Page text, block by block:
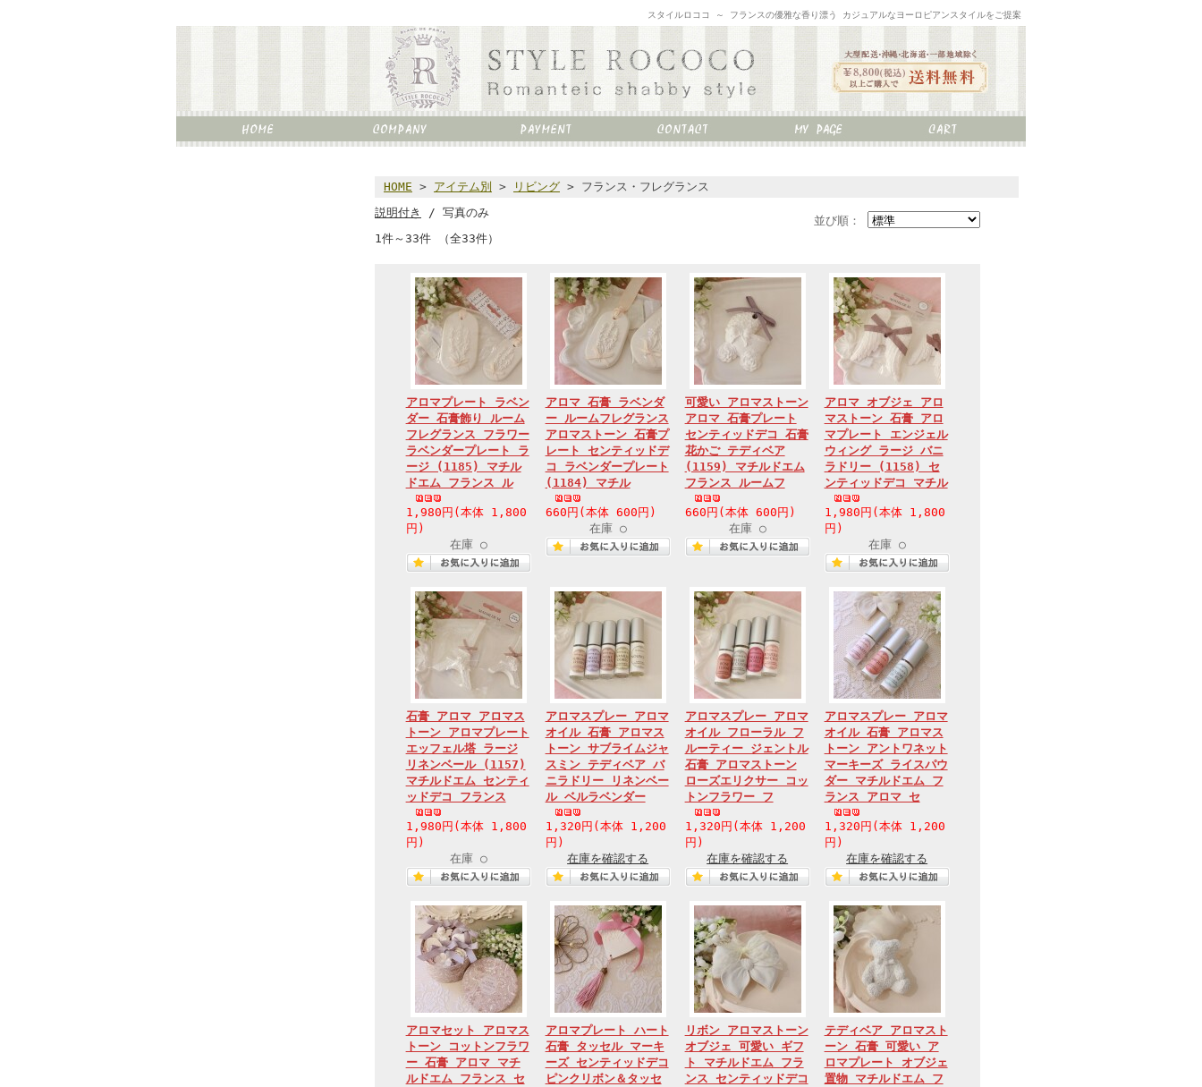
スタイルロココ ～ フランスの優雅な香り漂う カジュアルなヨーロピアンスタイルをご提案
HOME > アイテム別 > リビング > フランス・フレグランス
並び順：
説明付き
/ 写真のみ
1件～33件 （全33件）
アロマプレート ラベン
ダー 石膏飾り ルーム
フレグランス フラワー
ラベンダープレート ラ
ージ (1185) マチル
ドエム フランス ル
1,980円(本体 1,800
円)
在庫 ○
アロマ 石膏 ラベンダ
ー ルームフレグランス
アロマストーン 石膏プ
レート センティッドデ
コ ラベンダープレート
(1184) マチル
660円(本体 600円)
在庫 ○
可愛い アロマストーン
アロマ 石膏プレート
センティッドデコ 石膏
花かご テディベア
(1159) マチルドエム
フランス ルームフ
660円(本体 600円)
在庫 ○
アロマ オブジェ アロ
マストーン 石膏 アロ
マプレート エンジェル
ウィング ラージ バニ
ラドリー (1158) セ
ンティッドデコ マチル
1,980円(本体 1,800
円)
在庫 ○
石膏 アロマ アロマス
トーン アロマプレート
エッフェル塔 ラージ
リネンベール (1157)
マチルドエム センティ
ッドデコ フランス
1,980円(本体 1,800
円)
在庫 ○
アロマスプレー アロマ
オイル 石膏 アロマス
トーン サブライムジャ
スミン テディベア バ
ニラドリー リネンベー
ル ベルラベンダー
1,320円(本体 1,200
円)
在庫を確認する
アロマスプレー アロマ
オイル フローラル フ
ルーティー ジェントル
石膏 アロマストーン
ローズエリクサー コッ
トンフラワー フ
1,320円(本体 1,200
円)
在庫を確認する
アロマスプレー アロマ
オイル 石膏 アロマス
トーン アントワネット
マーキーズ ライスパウ
ダー マチルドエム フ
ランス アロマ セ
1,320円(本体 1,200
円)
在庫を確認する
アロマセット アロマス
トーン コットンフラワ
ー 石膏 アロマ マチ
ルドエム フランス セ
アロマプレート ハート
石膏 タッセル マーキ
ーズ センティッドデコ
ピンクリボン＆タッセ
リボン アロマストーン
オブジェ 可愛い ギフ
ト マチルドエム フラ
ンス センティッドデコ
テディベア アロマスト
ーン 石膏 可愛い ア
ロマプレート オブジェ
置物 マチルドエム フ